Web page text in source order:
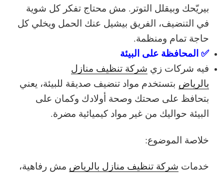
بيريّحك وبيقلل التوتر. مش محتاج تفكر كل شوية
في التنضيف، الفريق بيشيل عنك الحمل ويخلي كل
حاجة تمام ومنظمة.
✅ المحافظة على البيئة
فيه شركات زي شركة تنظيف منازل
بالرياض بتستخدم مواد تنضيف صديقة للبيئة، يعني
بتحافظ على صحتك وصحة أولادك وكمان على
البيئة حواليك من غير مواد كيميائية مضرة.
خلاصة الموضوع:
خدمات شركة تنظيف منازل بالرياض مش رفاهية،